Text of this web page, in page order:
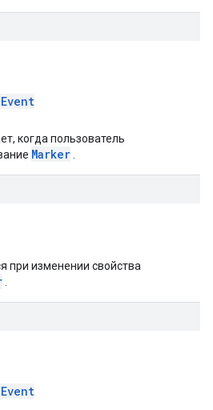
когда пользователь
Marker
при изменении свойства